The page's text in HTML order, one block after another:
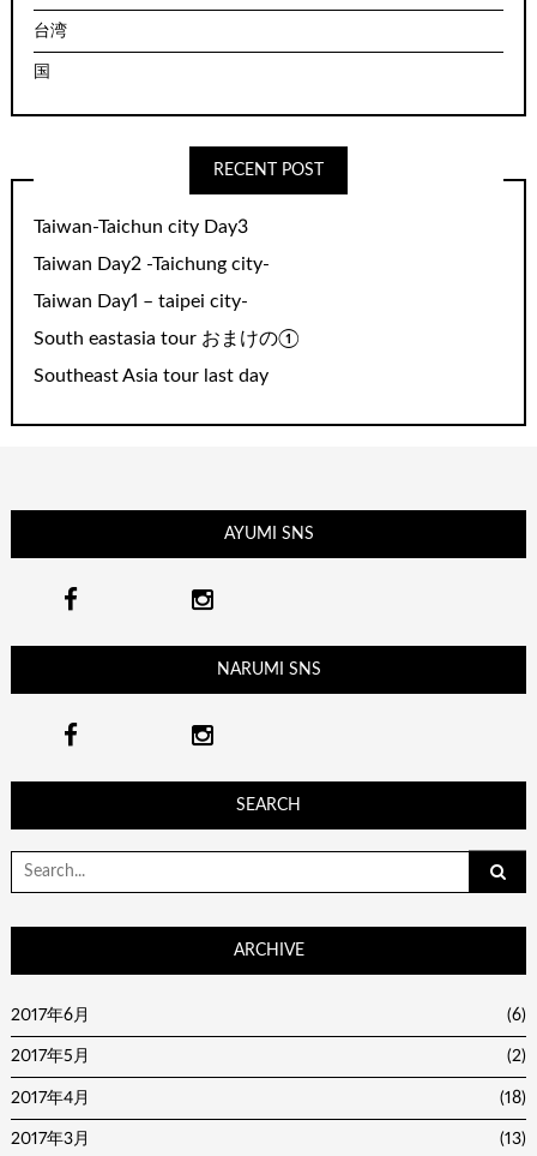
台湾
国
RECENT POST
Taiwan-Taichun city Day3
Taiwan Day2 -Taichung city-
Taiwan Day1 – taipei city-
South eastasia tour おまけの①
Southeast Asia tour last day
AYUMI SNS
NARUMI SNS
SEARCH
for:
ARCHIVE
2017年6月 (6)
2017年5月 (2)
2017年4月 (18)
2017年3月 (13)